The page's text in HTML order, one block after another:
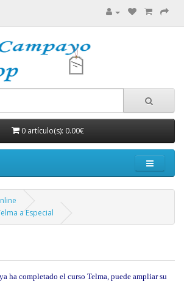
0 artículo(s): 0.00€
a Especial
ha completado el curso Telma, puede ampliar su